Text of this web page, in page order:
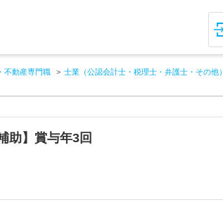
不動産専門職 士業（公認会計士・税理士・弁護士・その他）
助】賞与年3回